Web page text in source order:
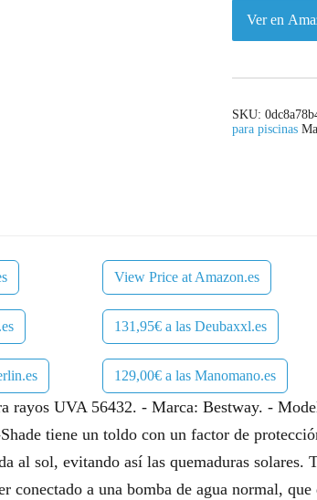
Ver en
SKU:
para piscinas
View Price at Amazon.es
131,95€ a las Deubaxxl.es
129,00€ a las Manomano.es
rayos UVA 56432. - Marca: Bestway. -
tiene un toldo con un factor de
al sol, evitando así las quemaduras solares.
conectado a una bomba de agua normal,